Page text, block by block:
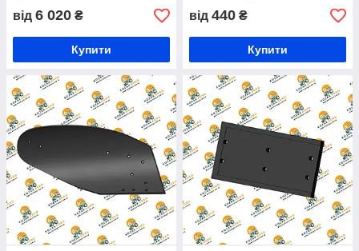
від 6 020 ₴
Купити
від 440 ₴
Купити